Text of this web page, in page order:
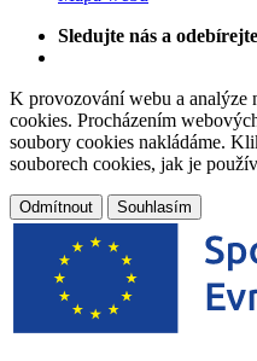
Sledujte nás a odebírejte
K provozování webu a analýze
cookies. Procházením
soubory cookies nakládáme.
souborech cookies, jak je
Odmítnout Souhlasím